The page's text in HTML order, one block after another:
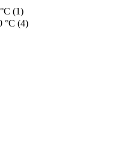
(1)
°С (4)